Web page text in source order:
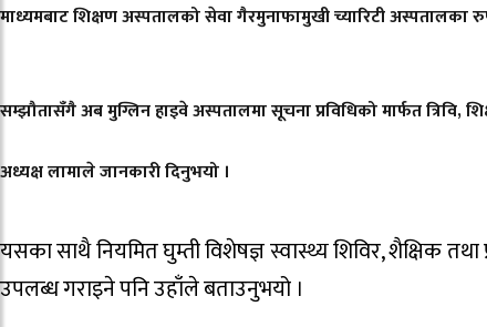
माध्यमबाट शिक्षण अस्पतालको सेवा गैरमुनाफामुखी च्यारिटी अस्पतालका
सम्झौतासँगै अब मुग्लिन हाइवे अस्पतालमा सूचना प्रविधिको मार्फत
अध्यक्ष लामाले जानकारी दिनुभयो ।
यसका साथै नियमित घुम्ती विशेषज्ञ स्वास्थ्य शिविर, शैक्षिक
उपलब्ध गराइने पनि उहाँले बताउनुभयो ।